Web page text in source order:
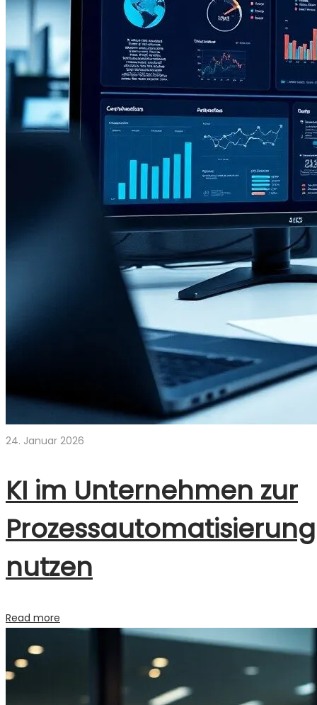
24. Januar 2026
KI im Unternehmen zur
Prozessautomatisierung
nutzen
Read more